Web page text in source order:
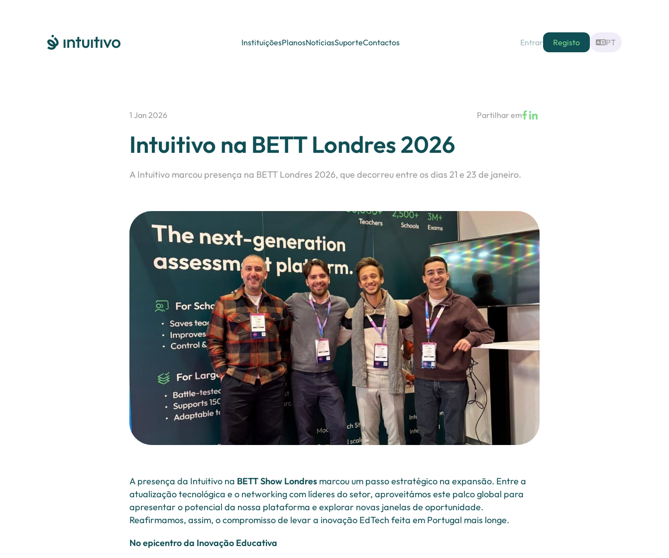
InstituiçõesPlanosNotíciasSuporteContactos Entrar Registo PT
1 Jan 2026 Partilhar em
Intuitivo na BETT Londres 2026
A Intuitivo marcou presença na BETT Londres 2026, que decorreu entre os dias 21 e 23 de janeiro.
A presença da Intuitivo na BETT Show Londres marcou um passo estratégico na expansão. Entre a
atualização tecnológica e o networking com líderes do setor, aproveitámos este palco global para
apresentar o potencial da nossa plataforma e explorar novas janelas de oportunidade.
Reafirmamos, assim, o compromisso de levar a inovação EdTech feita em Portugal mais longe.
No epicentro da Inovação Educativa